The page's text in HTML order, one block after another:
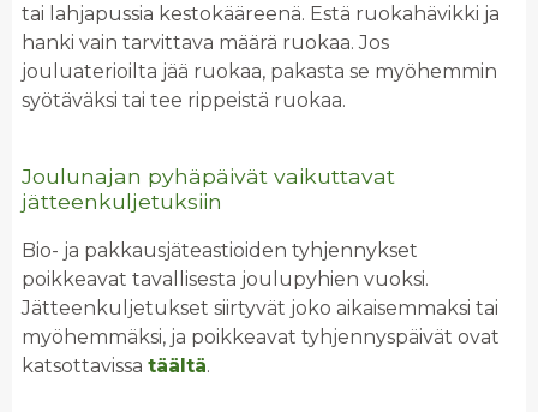
tai lahjapussia kestokääreenä. Estä ruokahävikki ja
hanki vain tarvittava määrä ruokaa. Jos
jouluaterioilta jää ruokaa, pakasta se myöhemmin
syötäväksi tai tee rippeistä ruokaa.
Joulunajan pyhäpäivät vaikuttavat
jätteenkuljetuksiin
Bio- ja pakkausjäteastioiden tyhjennykset
poikkeavat tavallisesta joulupyhien vuoksi.
Jätteenkuljetukset siirtyvät joko aikaisemmaksi tai
myöhemmäksi, ja poikkeavat tyhjennyspäivät ovat
katsottavissa täältä.